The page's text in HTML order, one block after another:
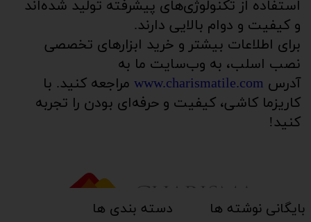
استفاده از تکنولوژی‌های پیشرفته تولید شده‌اند
و کیفیت و دوام بالایی دارند.
برای اطلاعات بیشتر و خرید ابزارهای تخصصی
نصب اسلب، به وب‌سایت ما به
آدرس www.charismatile.com مراجعه کنید. با
کاریزما کاشی، کیفیت و حرفه‌ای بودن را تجربه
کنید!
بایگانی نوشته ها دسته بندی ها